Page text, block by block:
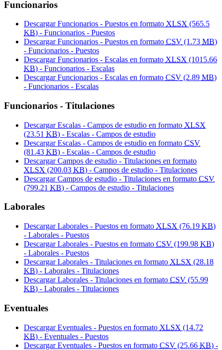
Funcionarios
Descargar Funcionarios - Puestos en formato XLSX (565.5
KB) - Funcionarios - Puestos
Descargar Funcionarios - Puestos en formato CSV (1.73 MB)
- Funcionarios - Puestos
Descargar Funcionarios - Escalas en formato XLSX (1015.66
KB) - Funcionarios - Escalas
Descargar Funcionarios - Escalas en formato CSV (2.89 MB)
- Funcionarios - Escalas
Funcionarios - Titulaciones
Descargar Escalas - Campos de estudio en formato XLSX
(23.51 KB) - Escalas - Campos de estudio
Descargar Escalas - Campos de estudio en formato CSV
(81.43 KB) - Escalas - Campos de estudio
Descargar Campos de estudio - Titulaciones en formato
XLSX (200.03 KB) - Campos de estudio - Titulaciones
Descargar Campos de estudio - Titulaciones en formato CSV
(799.21 KB) - Campos de estudio - Titulaciones
Laborales
Descargar Laborales - Puestos en formato XLSX (76.19 KB)
- Laborales - Puestos
Descargar Laborales - Puestos en formato CSV (199.98 KB)
- Laborales - Puestos
Descargar Laborales - Titulaciones en formato XLSX (28.18
KB) - Laborales - Titulaciones
Descargar Laborales - Titulaciones en formato CSV (55.99
KB) - Laborales - Titulaciones
Eventuales
Descargar Eventuales - Puestos en formato XLSX (14.72
KB) - Eventuales - Puestos
Descargar Eventuales - Puestos en formato CSV (25.66 KB) -